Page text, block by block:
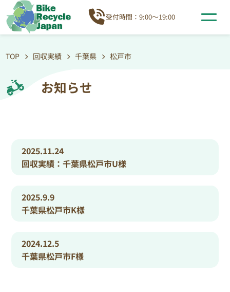
受付時間：9:00～19:00
TOP 回収実績 千葉県 松戸市
お知らせ
2025.11.24
回収実績：千葉県松戸市U様
2025.9.9
千葉県松戸市K様
2024.12.5
千葉県松戸市F様